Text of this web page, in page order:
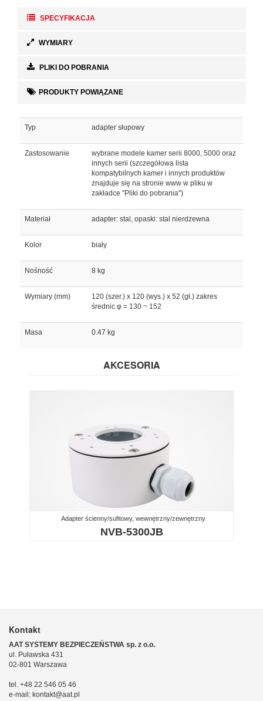
SPECYFIKACJA
WYMIARY
PLIKI DO POBRANIA
PRODUKTY POWIĄZANE
Typ adapter słupowy
Zastosowanie
wybrane modele kamer serii 8000, 5000 oraz
innych serii (szczegółowa lista
kompatybilnych kamer i innych produktów
znajduje się na stronie www w pliku w
zakładce "Pliki do pobrania")
Materiał adapter: stal, opaski: stal nierdzewna
Kolor biały
Nośność 8 kg
Wymiary (mm)
120 (szer.) x 120 (wys.) x 52 (gł.) zakres
średnic φ = 130 ~ 152
Masa 0.47 kg
AKCESORIA
Adapter ścienny/sufitowy, wewnętrzny/zewnętrzny
NVB-5300JB
Kontakt
AAT SYSTEMY BEZPIECZEŃSTWA sp. z o.o.
ul. Puławska 431
02-801 Warszawa
tel. +48 22 546 05 46
e-mail: kontakt@aat.pl